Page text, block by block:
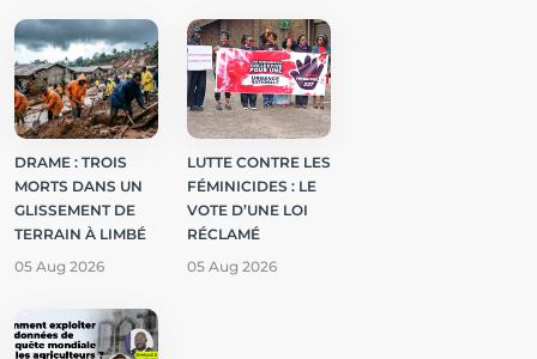
DRAME : TROIS
MORTS DANS UN
GLISSEMENT DE
TERRAIN À LIMBÉ
05 Aug 2026
LUTTE CONTRE LES
FÉMINICIDES : LE
VOTE D’UNE LOI
RÉCLAMÉ
05 Aug 2026